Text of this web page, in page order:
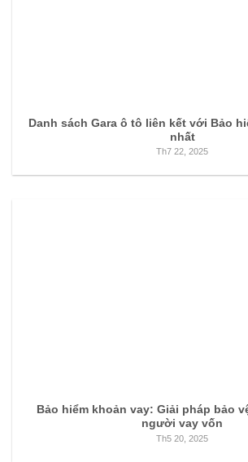
Danh sách Gara ô tô liên kết với Bảo
nhất
Th7 22, 2025
Bảo hiểm khoản vay: Giải pháp bảo
người vay vốn
Th5 20, 2025